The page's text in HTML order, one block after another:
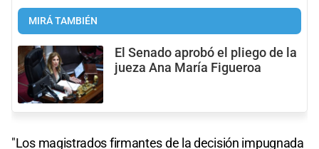
MIRÁ TAMBIÉN
El Senado aprobó el pliego de la
jueza Ana María Figueroa
"Los magistrados firmantes de la decisión impugnada